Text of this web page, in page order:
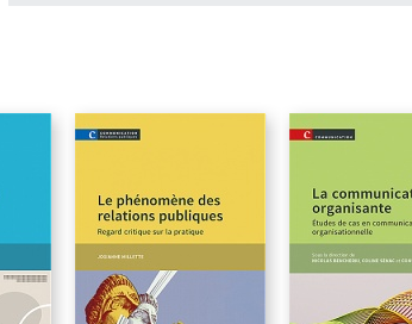
PÉRIODE DE QUESTIONS
LES MÉDIAS AMÉRICAINS :LE POINT DE VUE D’UN
LES MÉDIAS AMÉRICAINS :LE POINT DE VUE D’UN
PÉRIODE DE QUESTIONS
L’EXPÉRIENCE CULTURELLE